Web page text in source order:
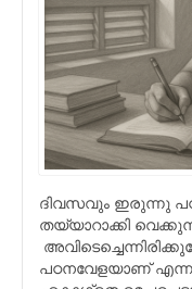
ദിവസവും ഇരുന്നു
തയ്യാറാക്കി
പഠനവേളയാണ്